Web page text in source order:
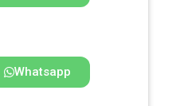
Whatsapp